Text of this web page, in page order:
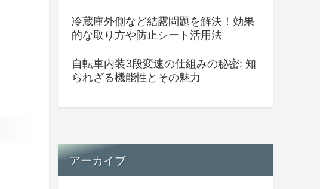
冷蔵庫外側など結露問題を解決！効果
的な取り方や防止シート活用法
自転車内装3段変速の仕組みの秘密: 知
られざる機能性とその魅力
アーカイブ